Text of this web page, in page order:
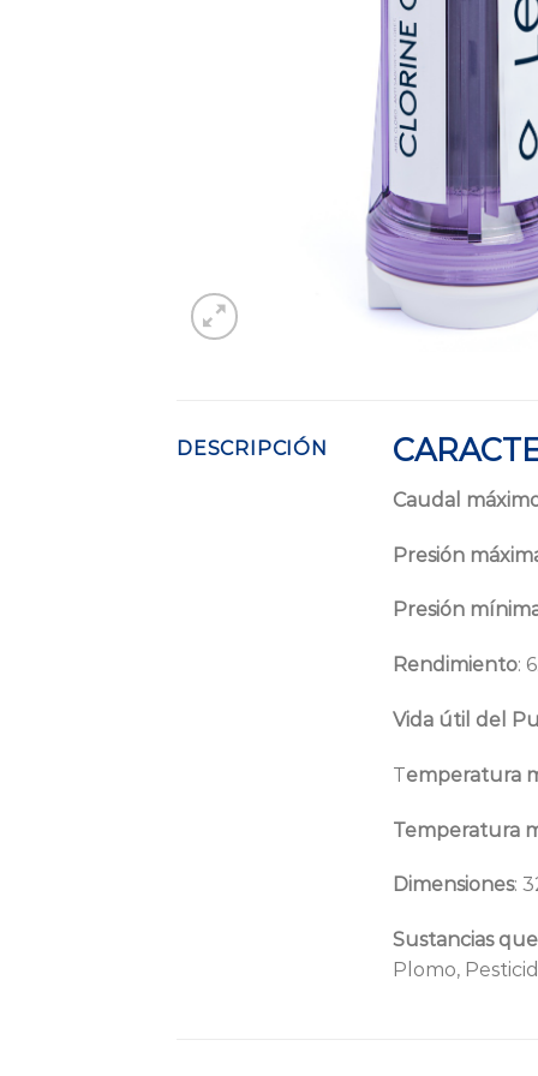
DESCRIPCIÓN
Caudal
Presión
Presión
Rendimiento:
Vida útil del
Temperatura
Temperatura
Dimensiones:
Sustancias
Plomo,